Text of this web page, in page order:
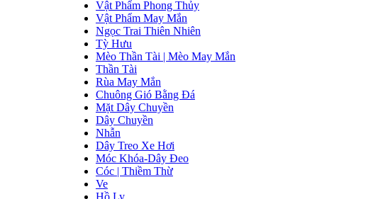
Vật Phẩm Phong Thủy
Vật Phẩm May Mắn
Ngọc Trai Thiên Nhiên
Tỳ Hưu
Mèo Thần Tài | Mèo May Mắn
Thần Tài
Rùa May Mắn
Chuông Gió Bằng Đá
Mặt Dây Chuyền
Dây Chuyền
Nhẫn
Dây Treo Xe Hơi
Móc Khóa-Dây Đeo
Cóc | Thiềm Thừ
Ve
Hồ Ly